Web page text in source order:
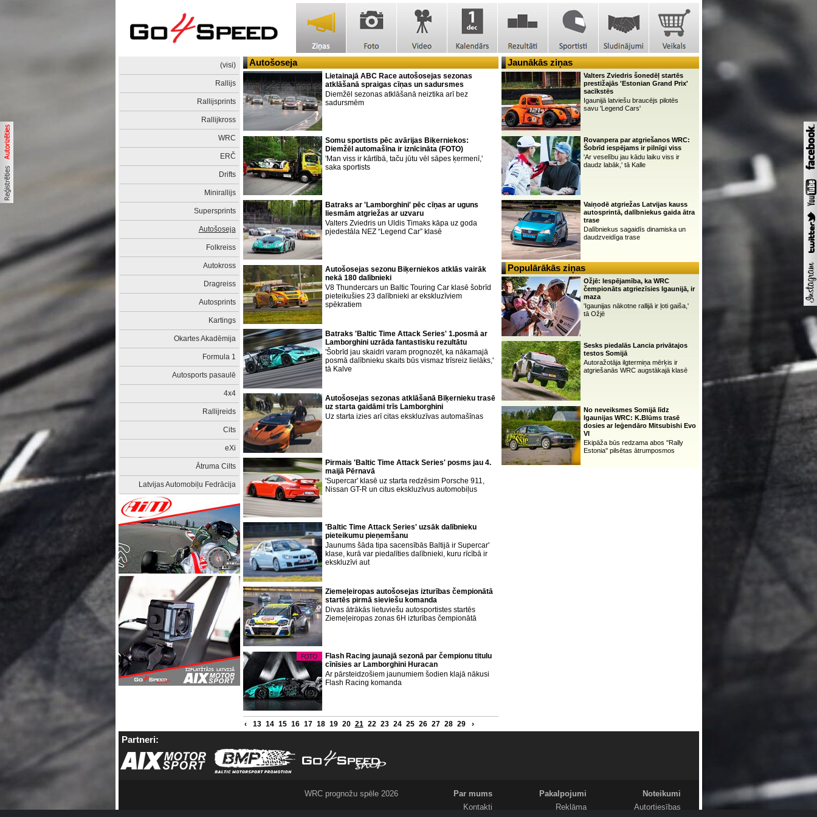
(visi)
Rallijs
Rallijsprints
Rallijkross
WRC
ERČ
Drifts
Minirallijs
Supersprints
Autošoseja
Folkreiss
Autokross
Dragreiss
Autosprints
Kartings
Okartes Akadēmija
Formula 1
Autosports pasaulē
4x4
Rallijreids
Cits
eXi
Ātruma Cilts
Latvijas Automobiļu Fedrācija
Autošoseja
Lietainajā ABC Race autošosejas sezonas
atklāšanā spraigas cīņas un sadursmes
Diemžēl sezonas atklāšanā neiztika arī bez
sadursmēm
Somu sportists pēc avārijas Biķerniekos:
Diemžēl automašīna ir iznīcināta (FOTO)
'Man viss ir kārtībā, taču jūtu vēl sāpes ķermenī,'
saka sportists
Batraks ar 'Lamborghini' pēc cīņas ar uguns
liesmām atgriežas ar uzvaru
Valters Zviedris un Uldis Timaks kāpa uz goda
pjedestāla NEZ “Legend Car” klasē
Autošosejas sezonu Biķerniekos atklās vairāk
nekā 180 dalībnieki
V8 Thundercars un Baltic Touring Car klasē šobrīd
pieteikušies 23 dalībnieki ar ekskluzīviem
spēkratiem
Batraks 'Baltic Time Attack Series' 1.posmā ar
Lamborghini uzrāda fantastisku rezultātu
'Šobrīd jau skaidri varam prognozēt, ka nākamajā
posmā dalībnieku skaits būs vismaz trīsreiz lielāks,'
tā Kalve
Autošosejas sezonas atklāšanā Biķernieku trasē
uz starta gaidāmi trīs Lamborghini
Uz starta izies arī citas ekskluzīvas automašīnas
Pirmais 'Baltic Time Attack Series' posms jau 4.
maijā Pērnavā
'Supercar' klasē uz starta redzēsim Porsche 911,
Nissan GT-R un citus ekskluzīvus automobiļus
'Baltic Time Attack Series' uzsāk dalībnieku
pieteikumu pieņemšanu
Jaunums šāda tipa sacensībās Baltijā ir Supercar'
klase, kurā var piedalīties dalībnieki, kuru rīcībā ir
ekskluzīvi aut
Ziemeļeiropas autošosejas izturības čempionātā
startēs pirmā sieviešu komanda
Divas ātrākās lietuviešu autosportistes startēs
Ziemeļeiropas zonas 6H izturības čempionātā
Flash Racing jaunajā sezonā par čempionu titulu
cīnīsies ar Lamborghini Huracan
Ar pārsteidzošiem jaunumiem šodien klajā nākusi
Flash Racing komanda
‹ 13 14 15 16 17 18 19 20 21 22 23 24 25 26 27 28 29 ›
Jaunākās ziņas
Valters Zviedris šonedēļ startēs
prestižajās 'Estonian Grand Prix'
sacīkstēs
Igaunijā latviešu braucējs pilotēs
savu 'Legend Cars'
Rovanpera par atgriešanos WRC:
Šobrīd iespējams ir pilnīgi viss
'Ar veselību jau kādu laiku viss ir
daudz labāk,' tā Kalle
Vaiņodē atgriežas Latvijas kauss
autosprintā, dalībniekus gaida ātra
trase
Dalībniekus sagaidīs dinamiska un
daudzveidīga trase
Populārākās ziņas
Ožjē: Iespējamība, ka WRC
čempionāts atgriezīsies Igaunijā, ir
maza
'Igaunijas nākotne rallijā ir ļoti gaiša,'
tā Ožjē
Sesks piedalās Lancia privātajos
testos Somijā
Autoražotāja ilgtermiņa mērķis ir
atgriešanās WRC augstākajā klasē
No neveiksmes Somijā līdz
Igaunijas WRC: K.Blūms trasē
dosies ar leģendāro Mitsubishi Evo
VI
Ekipāža būs redzama abos ''Rally
Estonia'' pilsētas ātrumposmos
Partneri:
WRC prognožu spēle 2026
Par mums
Kontakti
Pakalpojumi
Reklāma
Noteikumi
Autortiesības